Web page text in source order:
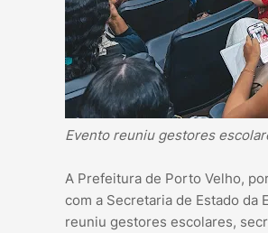
Evento reuniu gestores
A Prefeitura de Porto Velho,
com a Secretaria de Estado da
reuniu gestores escolares,